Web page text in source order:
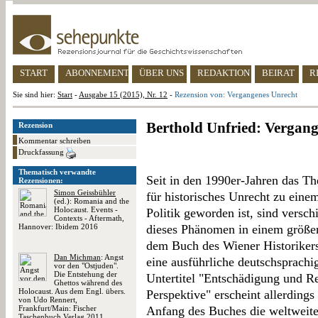
START ABONNEMENT ÜBER UNS REDAKTION BEIRAT
Sie sind hier: Start - Ausgabe 15 (2015), Nr. 12 - Rezension von: Vergangenes Unrecht
Rezension
Kommentar schreiben
Druckfassung
Thematisch verwandte
Rezensionen:
Simon Geissbühler
(ed.): Romania and the
Holocaust. Events -
Contexts - Aftermath,
Hannover: Ibidem 2016
Dan Michman: Angst
vor den "Ostjuden".
Die Entstehung der
Ghettos während des
Holocaust. Aus dem Engl. übers.
von Udo Rennert,
Frankfurt/Main: Fischer
Berthold Unfried:
Seit in den 1990er-Jahren das
für historisches Unrecht zu
Politik geworden ist, sind
dieses Phänomen in einem
dem Buch des Wiener
eine ausführliche
Untertitel "Entschädigung und
Perspektive" erscheint
Anfang des Buches die